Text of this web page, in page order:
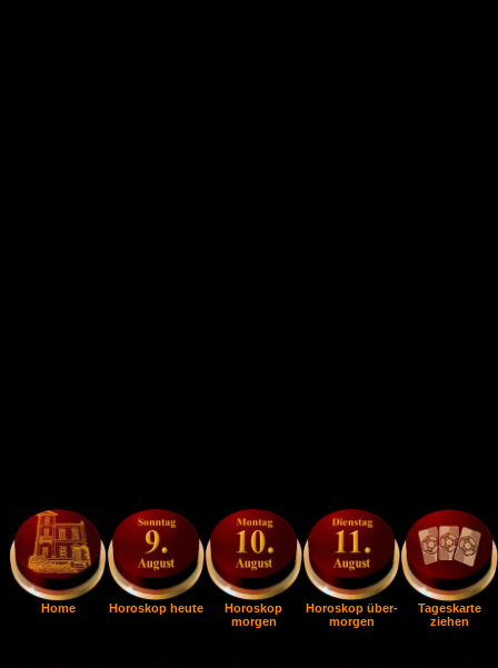
Home Horoskop heute
Horoskop
morgen
Horoskop über-
morgen
Tageskarte
ziehen